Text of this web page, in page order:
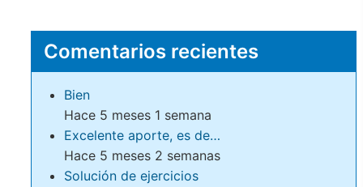
Comentarios recientes
Bien
Hace 5 meses 1 semana
Excelente aporte, es de…
Hace 5 meses 2 semanas
Solución de ejercicios